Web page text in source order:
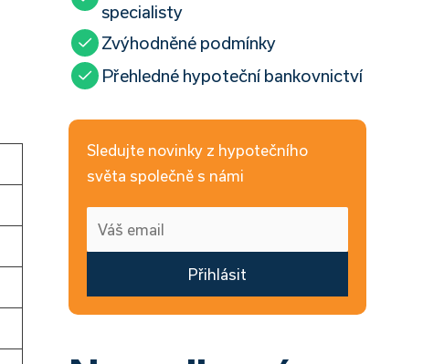
specialisty
Zvýhodněné podmínky
Přehledné hypoteční bankovnictví
Sledujte novinky z hypotečního
světa společně s námi
Přihlásit